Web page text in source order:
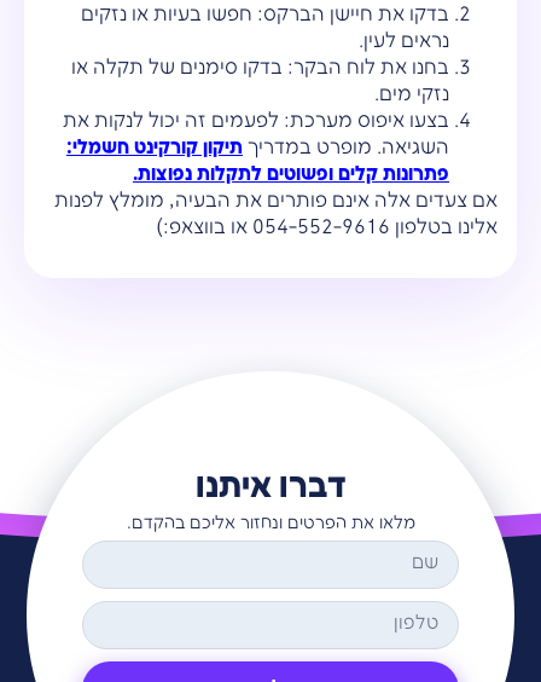
בדקו את חיישן הברקס: חפשו בעיות או נזקים
נראים לעין.
בחנו את לוח הבקר: בדקו סימנים של תקלה או
נזקי מים.
בצעו איפוס מערכת: לפעמים זה יכול לנקות את
השגיאה. מופרט במדריך תיקון קורקינט חשמלי:
פתרונות קלים ופשוטים לתקלות נפוצות.
אם צעדים אלה אינם פותרים את הבעיה, מומלץ לפנות
אלינו בטלפון 054-552-9616 או בווצאפ:)
דברו איתנו
מלאו את הפרטים ונחזור אליכם בהקדם.